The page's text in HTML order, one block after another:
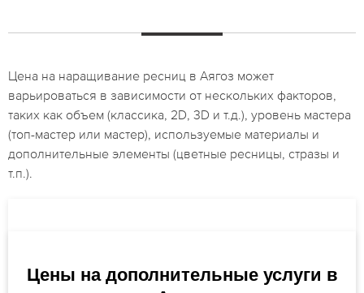
Цена на наращивание ресниц в Аягоз может
варьироваться в зависимости от нескольких факторов,
таких как объем (классика, 2D, 3D и т.д.), уровень мастера
(топ-мастер или мастер), используемые материалы и
дополнительные элементы (цветные ресницы, стразы и
т.п.).
Цены на дополнительные услуги в